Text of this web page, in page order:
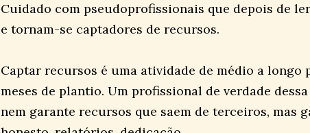
Cuidado com pseudoprofissionais que depois de
e tornam-se captadores de recursos.
Captar recursos é uma atividade de médio a longo
meses de plantio. Um profissional de verdade
nem garante recursos que saem de terceiros, mas